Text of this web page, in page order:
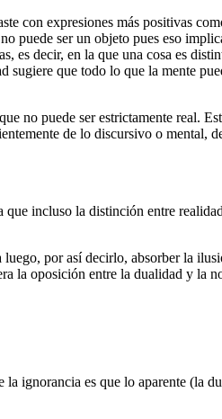
con expresiones más positivas
puede ser un objeto pues eso
es decir, en la que una cosa es
sugiere que todo lo que la mente
no puede ser estrictamente real.
de lo discursivo o mental,
incluso la distinción entre
por así decirlo, absorber la
la oposición entre la dualidad y la
la ignorancia es que lo aparente (la